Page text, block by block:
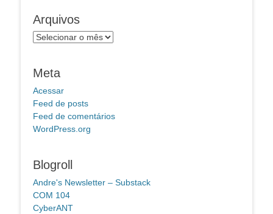
Arquivos
Arquivos
Meta
Acessar
Feed de posts
Feed de comentários
WordPress.org
Blogroll
Andre's Newsletter – Substack
COM 104
CyberANT